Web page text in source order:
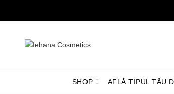
SHOP AFLĂ TIPUL TĂU